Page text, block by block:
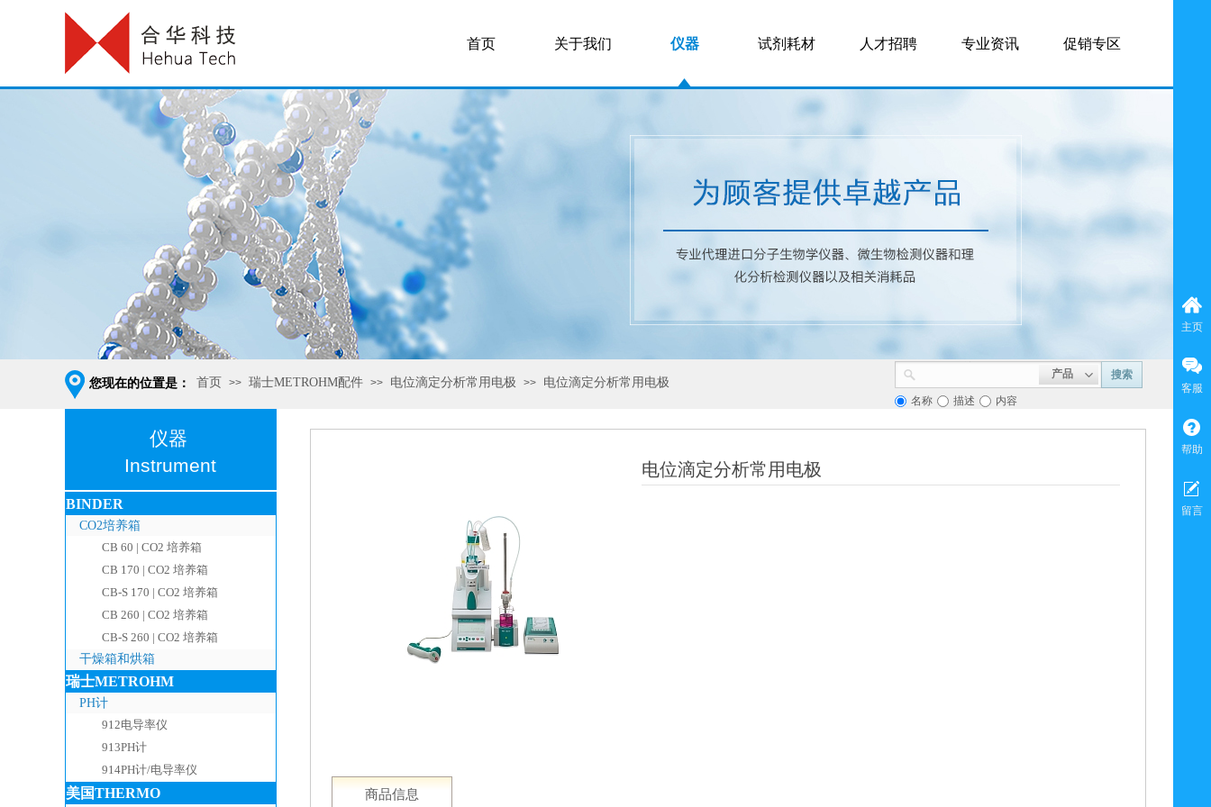
产品 搜索
名称 描述 内容
您现在的位置是： 首页 >> 瑞士METROHM配件 >> 电位滴定分析常用电极 >> 电位滴定分析常用电极
仪器
Instrument 电位滴定分析常用电极
商品信息
BINDER
CO2培养箱
CB 60 | CO2 培养箱
CB 170 | CO2 培养箱
CB-S 170 | CO2 培养箱
CB 260 | CO2 培养箱
CB-S 260 | CO2 培养箱
干燥箱和烘箱
瑞士METROHM
PH计
912电导率仪
913PH计
914PH计/电导率仪
美国THERMO
首页 关于我们 仪器 试剂耗材 人才招聘 专业资讯 促销专区
主页
客服
帮助
留言